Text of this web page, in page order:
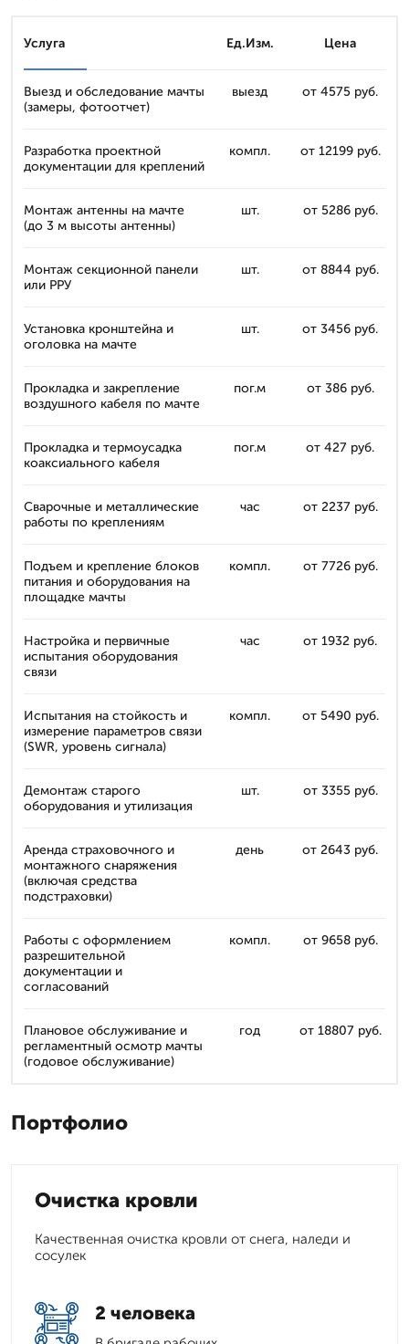
Услуга Ед.Изм. Цена
Выезд и обследование мачты
(замеры, фотоотчет)
выезд от 4575 руб.
Разработка проектной
документации для креплений
компл. от 12199 руб.
Монтаж антенны на мачте
(до 3 м высоты антенны)
шт. от 5286 руб.
Монтаж секционной панели
или РРУ
шт. от 8844 руб.
Установка кронштейна и
оголовка на мачте
шт. от 3456 руб.
Прокладка и закрепление
воздушного кабеля по мачте
пог.м от 386 руб.
Прокладка и термоусадка
коаксиального кабеля
пог.м от 427 руб.
Сварочные и металлические
работы по креплениям
час от 2237 руб.
Подъем и крепление блоков
питания и оборудования на
площадке мачты
компл. от 7726 руб.
Настройка и первичные
испытания оборудования
связи
час от 1932 руб.
Испытания на стойкость и
измерение параметров связи
(SWR, уровень сигнала)
компл. от 5490 руб.
Демонтаж старого
оборудования и утилизация
шт. от 3355 руб.
Аренда страховочного и
монтажного снаряжения
(включая средства
подстраховки)
день от 2643 руб.
Работы с оформлением
разрешительной
документации и
согласований
компл. от 9658 руб.
Плановое обслуживание и
регламентный осмотр мачты
(годовое обслуживание)
год от 18807 руб.
Портфолио
Очистка кровли
Качественная очистка кровли от снега, наледи и
сосулек
2 человека